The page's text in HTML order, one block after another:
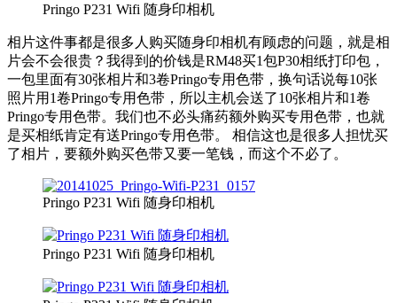
Pringo P231 Wifi 随身印相机
相片这件事都是很多人购买随身印相机有顾虑的问题，就是相
片会不会很贵？我得到的价钱是RM48买1包P30相纸打印包，
一包里面有30张相片和3卷Pringo专用色带，换句话说每10张
照片用1卷Pringo专用色带，所以主机会送了10张相片和1卷
Pringo专用色带。我们也不必头痛药额外购买专用色带，也就
是买相纸肯定有送Pringo专用色带。 相信这也是很多人担忧买
了相片，要额外购买色带又要一笔钱，而这个不必了。
Pringo P231 Wifi 随身印相机
Pringo P231 Wifi 随身印相机